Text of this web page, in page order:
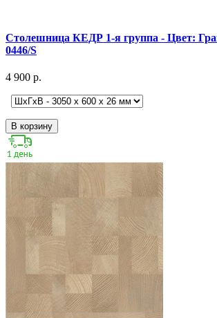
Столешница КЕДР 1-я группа - Цвет:
0446/S
4 900 р.
В корзину